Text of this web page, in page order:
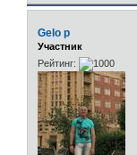
Gelo p
Участник
Рейтинг: